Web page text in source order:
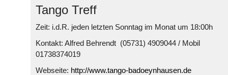
Tango Treff
Zeit: i.d.R. jeden letzten Sonntag im Monat um 18:00h
Kontakt: Alfred Behrendt (05731) 4909044 / Mobil
01738374019
Webseite: http://www.tango-badoeynhausen.de